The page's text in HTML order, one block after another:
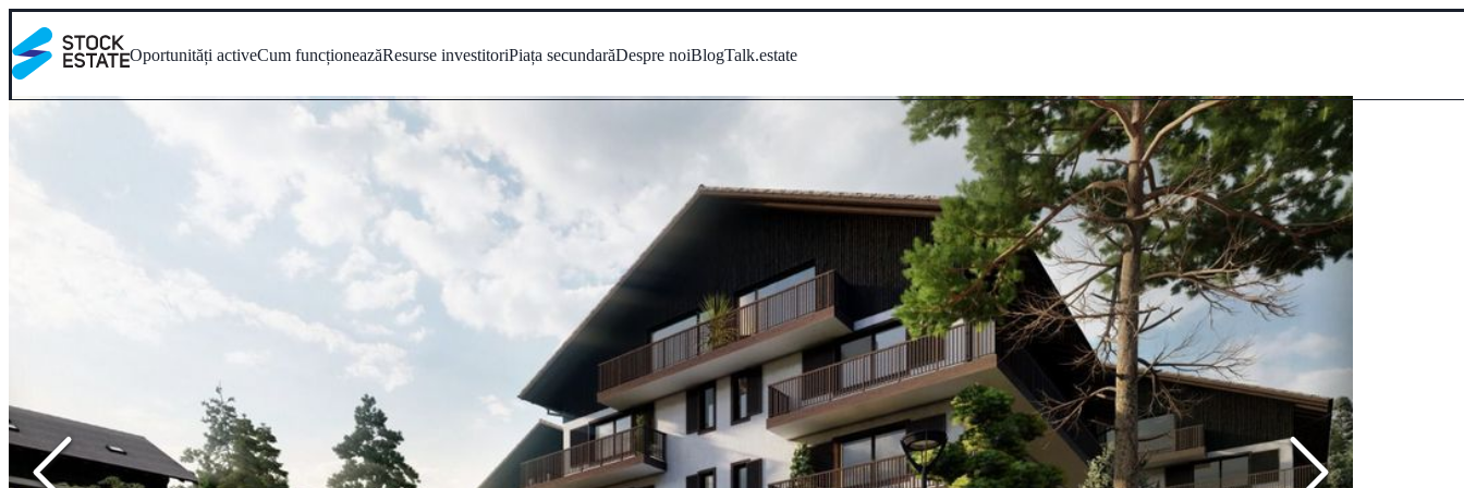
Oportunități activeCum funcționeazăResurse investitoriPiața secundarăDespre noiBlogTalk.estate